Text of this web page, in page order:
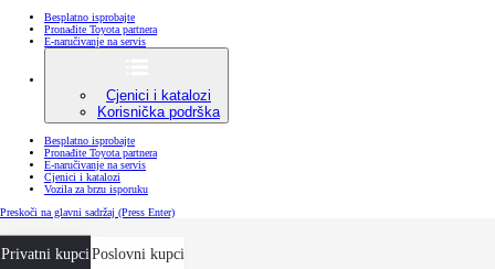
Besplatno isprobajte
Pronađite Toyota partnera
E-naručivanje na servis
Cjenici i katalozi
Korisnička podrška
Besplatno isprobajte
Pronađite Toyota partnera
E-naručivanje na servis
Cjenici i katalozi
Vozila za brzu isporuku
Preskoči na glavni sadržaj (Press Enter)
Privatni kupciPoslovni kupci